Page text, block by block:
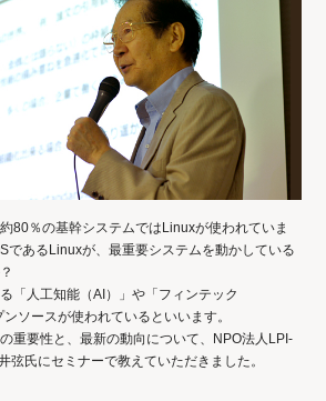
80％の基幹システムではLinuxが使われていま
であるLinuxが、最重要システムを動かしている
「人工知能（AI）」や「フィンテック
ソースが使われているといいます。
重要性と、最新の動向について、NPO法人LPI-
弦氏にセミナーで教えていただきました。